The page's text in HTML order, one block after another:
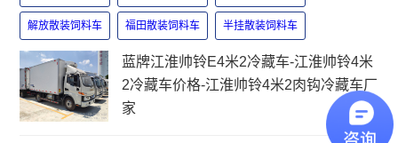
解放散装饲料车 福田散装饲料车 半挂散装饲料车
蓝牌江淮帅铃E4米2冷藏车-江淮帅铃4米
2冷藏车价格-江淮帅铃4米2肉钩冷藏车厂
家